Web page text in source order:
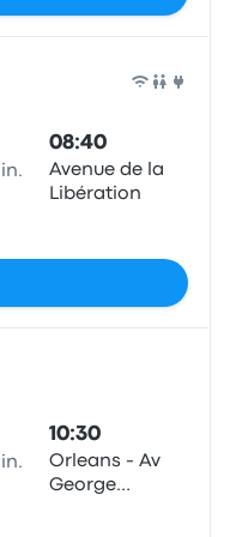
08:40
Avenue de la
Libération
10:30
Orleans - Av
George